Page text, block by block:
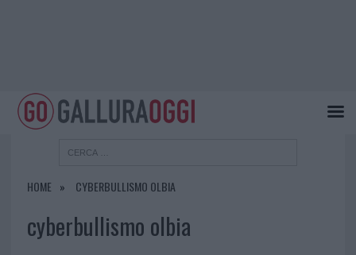
HOME CYBERBULLISMO OLBIA
cyberbullismo olbia